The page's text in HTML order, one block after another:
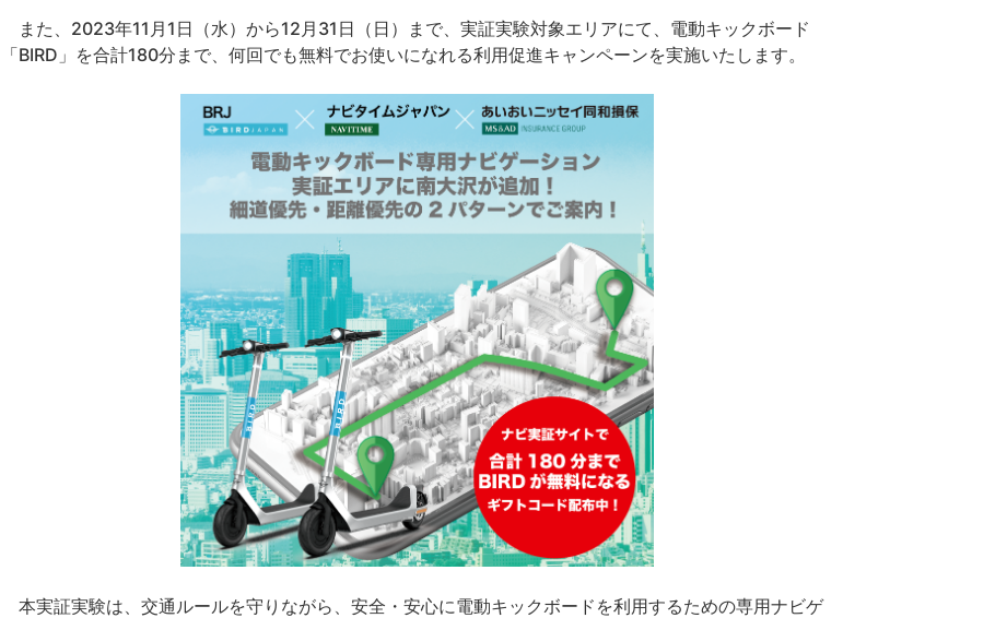
また、2023年11月1日（水）から12月31日（日）まで、実証実験対象エリアにて、電動キックボード
「BIRD」を合計180分まで、何回でも無料でお使いになれる利用促進キャンペーンを実施いたします。
本実証実験は、交通ルールを守りながら、安全・安心に電動キックボードを利用するための専用ナビゲ